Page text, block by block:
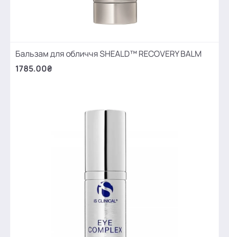
Бальзам для обличчя SHEALD™ RECOVERY BALM
1785.00₴